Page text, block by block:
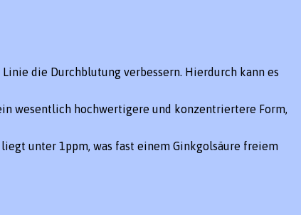
die Durchblutung verbessern. Hierdurch kann es
wesentlich hochwertigere und konzentriertere Form,
unter 1ppm, was fast einem Ginkgolsäure freiem